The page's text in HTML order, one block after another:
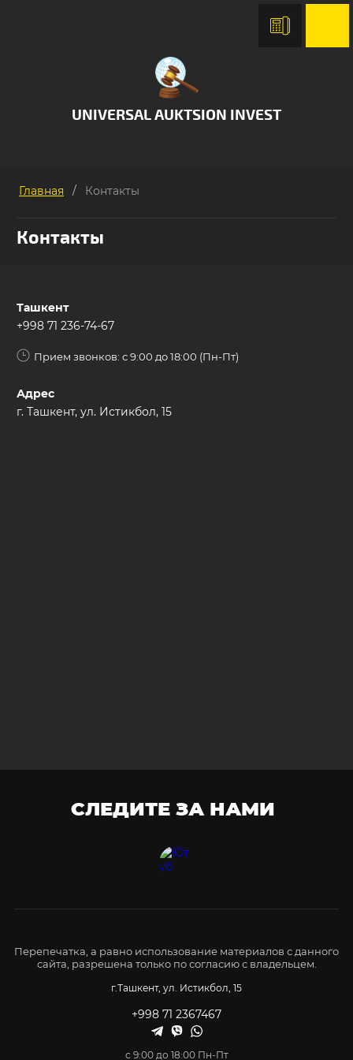
UNIVERSAL AUKTSION INVEST
Главная / Контакты
Контакты
Ташкент
+998 71 236-74-67
Прием звонков: с 9:00 до 18:00 (Пн-Пт)
Адрес
г. Ташкент, ул. Истикбол, 15
СЛЕДИТЕ ЗА НАМИ
Перепечатка, а равно использование материалов с данного
сайта, разрешена только по согласию с владельцем.
+998 71 2367467
с 9:00 до 18:00 Пн-Пт
г.Ташкент, ул. Истикбол, 15